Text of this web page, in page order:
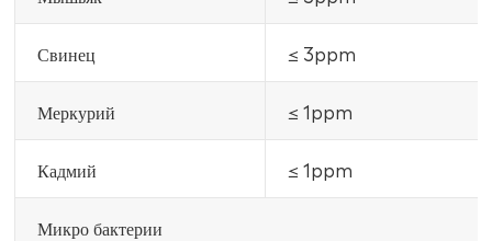
Свинец ≤ 3ppm
Меркурий ≤ 1ppm
Кадмий ≤ 1ppm
Микро бактерии